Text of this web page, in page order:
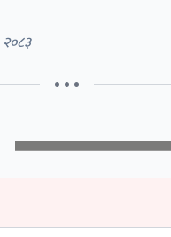
• • •